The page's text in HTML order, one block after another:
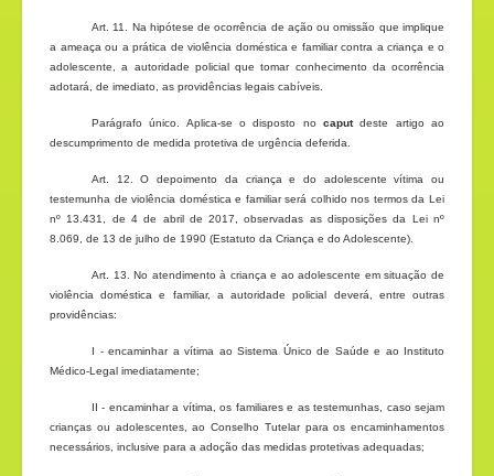
Art. 11. Na hipótese de ocorrência de ação ou omissão que implique
a ameaça ou a prática de violência doméstica e familiar contra a criança e o
adolescente, a autoridade policial que tomar conhecimento da ocorrência
adotará, de imediato, as providências legais cabíveis.
Parágrafo único. Aplica-se o disposto no caputdeste artigo ao
descumprimento de medida protetiva de urgência deferida.
Art. 12. O depoimento da criança e do adolescente vítima ou
testemunha de violência doméstica e familiar será colhido nos termos da Lei
nº 13.431, de 4 de abril de 2017, observadas as disposições da Lei nº
8.069, de 13 de julho de 1990 (Estatuto da Criança e do Adolescente).
Art. 13. No atendimento à criança e ao adolescente em situação de
violência doméstica e familiar, a autoridade policial deverá, entre outras
providências:
I - encaminhar a vítima ao Sistema Único de Saúde e ao Instituto
Médico-Legal imediatamente;
II - encaminhar a vítima, os familiares e as testemunhas, caso sejam
crianças ou adolescentes, ao Conselho Tutelar para os encaminhamentos
necessários, inclusive para a adoção das medidas protetivas adequadas;